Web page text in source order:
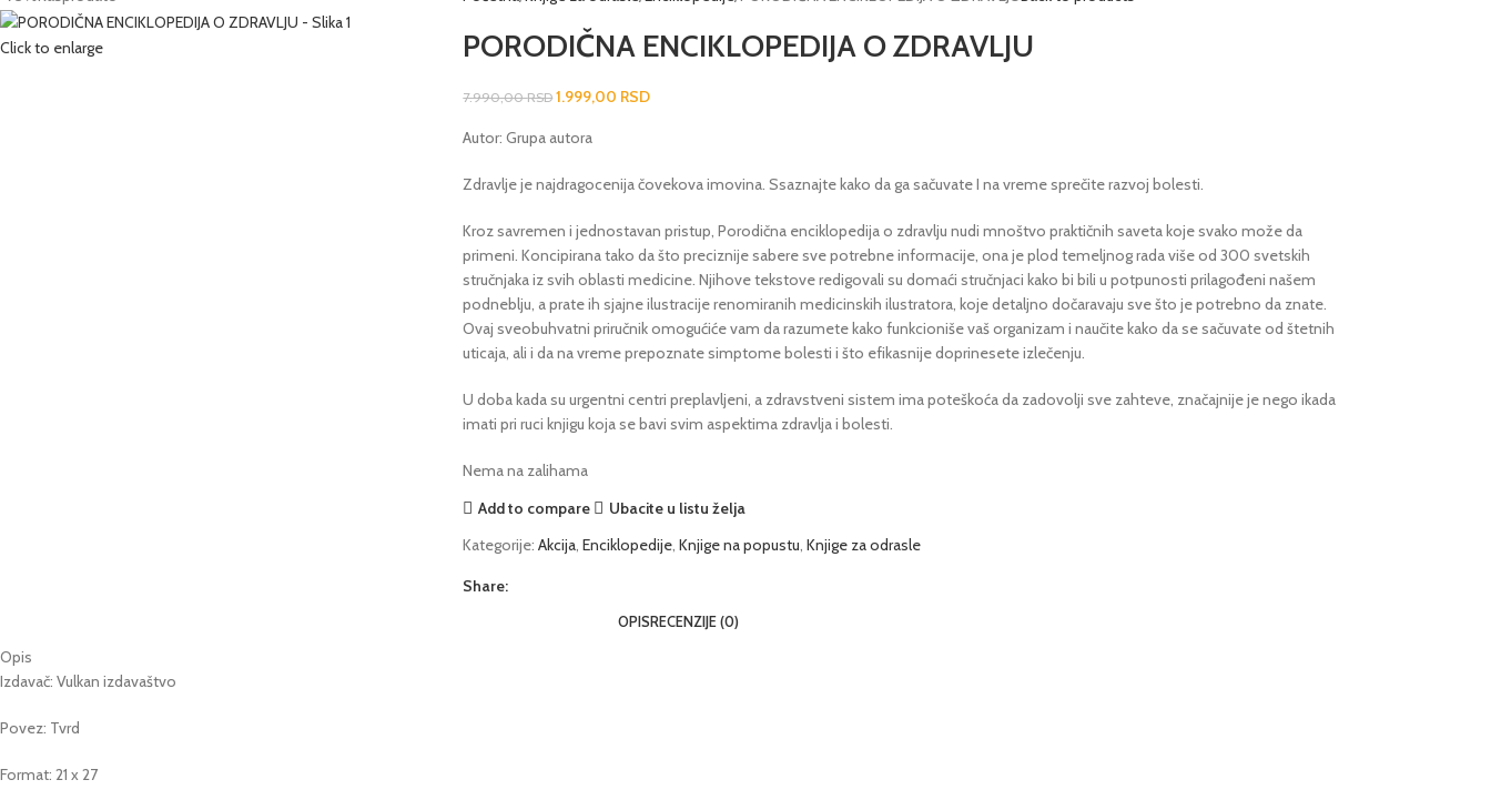
Click to enlarge PORODIČNA ENCIKLOPEDIJA O ZDRAVLJU
7.990,00RSD 1.999,00 RSD
Autor: Grupa autora
Zdravlje je najdragocenija čovekova imovina. Ssaznajte kako da ga sačuvate I na vreme sprečite razvoj bolesti.
Kroz savremen i jednostavan pristup, Porodična enciklopedija o zdravlju nudi mnoštvo praktičnih saveta koje svako može da
primeni. Koncipirana tako da što preciznije sabere sve potrebne informacije, ona je plod temeljnog rada više od 300 svetskih
stručnjaka iz svih oblasti medicine. Njihove tekstove redigovali su domaći stručnjaci kako bi bili u potpunosti prilagođeni našem
podneblju, a prate ih sjajne ilustracije renomiranih medicinskih ilustratora, koje detaljno dočaravaju sve što je potrebno da znate.
Ovaj sveobuhvatni priručnik omogućiće vam da razumete kako funkcioniše vaš organizam i naučite kako da se sačuvate od štetnih
uticaja, ali i da na vreme prepoznate simptome bolesti i što efikasnije doprinesete izlečenju.
U doba kada su urgentni centri preplavljeni, a zdravstveni sistem ima poteškoća da zadovolji sve zahteve, značajnije je nego ikada
imati pri ruci knjigu koja se bavi svim aspektima zdravlja i bolesti.
Nema na zalihama
Add to compare
Ubacite u listu želja
Kategorije: Akcija, Enciklopedije, Knjige na popustu, Knjige za odrasle
Share:
OPISRECENZIJE (0)
Opis
Izdavač: Vulkan izdavaštvo
Povez: Tvrd
Format: 21 x 27